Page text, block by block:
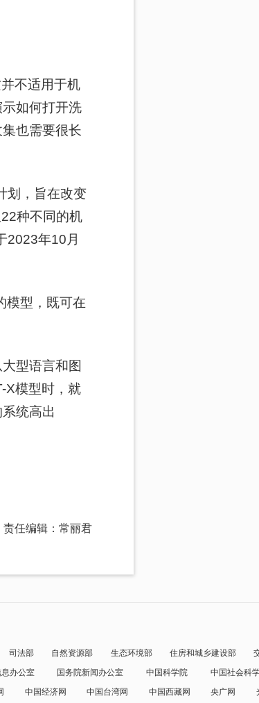
不适用于机
如何打开洗
也需要很长
划，旨在改变
种不同的机
2023年10月
模型，既可在
型语言和图
X模型时，就
统高出
责任编辑：常丽君
司法部 自然资源部 生态环境部 住房和城乡建设部
办公室 国务院新闻办公室 中国科学院 中国社会科
中国经济网 中国台湾网 中国西藏网 央广网